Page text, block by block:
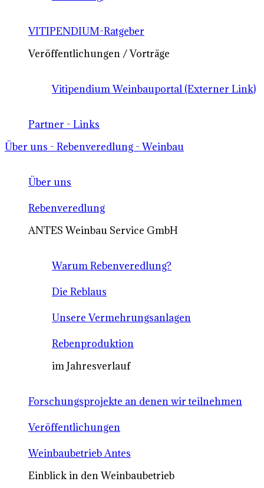
VITIPENDIUM-Ratgeber
Veröffentlichungen / Vorträge
Vitipendium Weinbauportal (Externer Link)
Partner - Links
Über uns - Rebenveredlung - Weinbau
Über uns
Rebenveredlung
ANTES Weinbau Service GmbH
Warum Rebenveredlung?
Die Reblaus
Unsere Vermehrungsanlagen
Rebenproduktion
im Jahresverlauf
Forschungsprojekte an denen wir teilnehmen
Veröffentlichungen
Weinbaubetrieb Antes
Einblick in den Weinbaubetrieb